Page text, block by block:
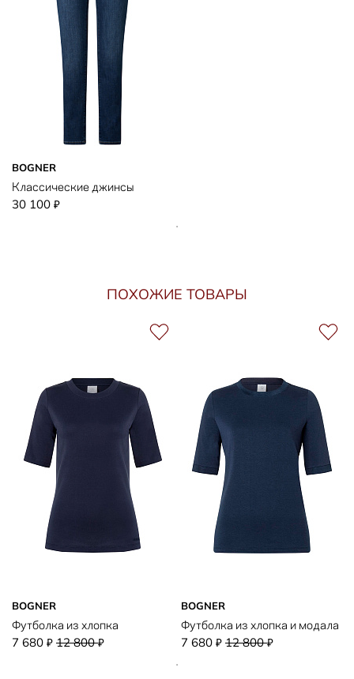
BOGNER
Классические джинсы
30 100 ₽
ПОХОЖИЕ ТОВАРЫ
BOGNER
Футболка из хлопка
7 680 ₽ 12 800₽
BOGNER
Футболка из хлопка и модала
7 680 ₽ 12 800₽